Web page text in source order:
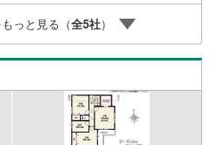
ィ、大型個室ブース4部屋、各ブー
ります！
っと見る（全5社）